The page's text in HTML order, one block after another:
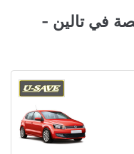
في تالين -